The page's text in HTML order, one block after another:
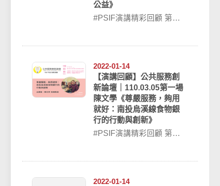
公益》
#PSIF演講精彩回顧 第二
2022-01-14
【演講回顧】公共服務創
新論壇｜110.03.05第一場
陳文學《尊嚴服務，夠用
就好：南投烏溪線食物銀
行的行動與創新》
#PSIF演講精彩回顧 第一
2022-01-14